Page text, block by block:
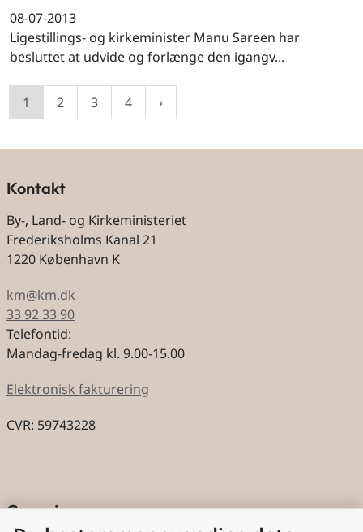
08-07-2013
Ligestillings- og kirkeminister Manu Sareen har
besluttet at udvide og forlænge den igangv...
1 2 3 4
Kontakt
By-, Land- og Kirkeministeriet
Frederiksholms Kanal 21
1220 København K
km@km.dk
33 92 33 90
Telefontid:
Mandag-fredag kl. 9.00-15.00
Elektronisk fakturering
CVR: 59743228
Genveje